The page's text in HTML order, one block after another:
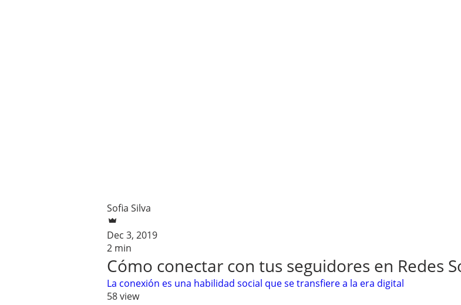
Sofia Silva
Dec 3, 2019
2 min
Cómo conectar con tus seguidores en Redes
La conexión es una habilidad social que se transfiere a la era digital
58 view